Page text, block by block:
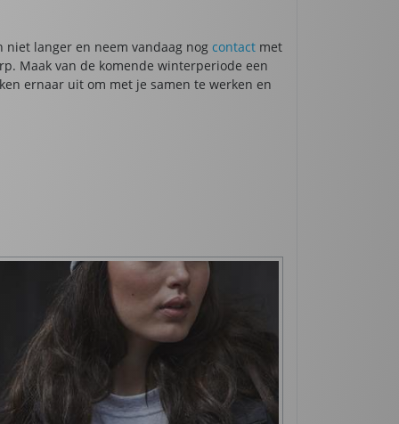
langer en neem vandaag nog contact met
Maak van de komende winterperiode een
ernaar uit om met je samen te werken en